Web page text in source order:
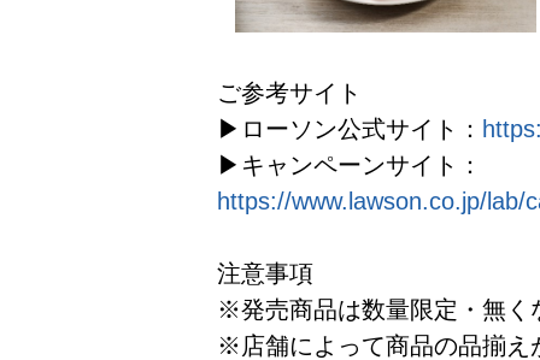
ご参考サイト
▶ローソン公式サイト：
▶キャンペーンサイト：
https://www.lawson.co.jp/lab/
注意事項
※発売商品は数量限定・無く
※店舗によって商品の品揃え